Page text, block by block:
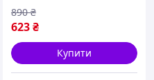
623₴
890 ₴
Купити